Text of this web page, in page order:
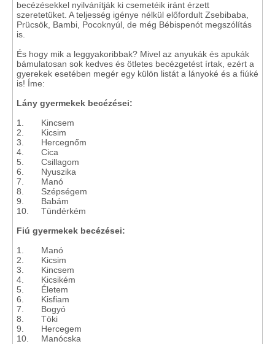
becézésekkel nyilvánítják ki csemetéik iránt érzett
szeretetüket. A teljesség igénye nélkül előfordult Zsebibaba,
Prücsök, Bambi, Pocoknyúl, de még Bébispenót megszólítás
is.
És hogy mik a leggyakoribbak? Mivel az anyukák és apukák
bámulatosan sok kedves és ötletes becézgetést írtak, ezért a
gyerekek esetében megér egy külön listát a lányoké és a fiúké
is! Íme:
Lány gyermekek becézései:
1. Kincsem
2. Kicsim
3. Hercegnőm
4. Cica
5. Csillagom
6. Nyuszika
7. Manó
8. Szépségem
9. Babám
10. Tündérkém
Fiú gyermekek becézései:
1. Manó
2. Kicsim
3. Kincsem
4. Kicsikém
5. Életem
6. Kisfiam
7. Bogyó
8. Töki
9. Hercegem
10. Manócska